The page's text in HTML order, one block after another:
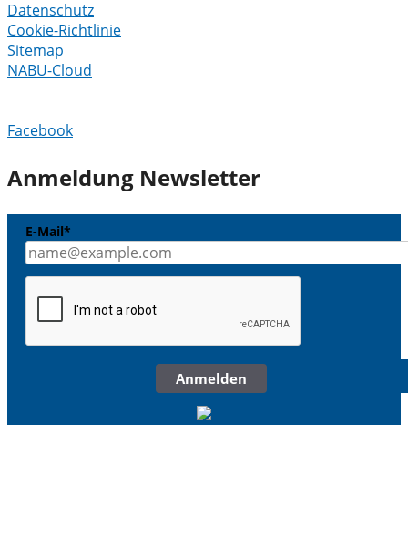
Datenschutz
Cookie-Richtlinie
Sitemap
NABU-Cloud
Facebook
Anmeldung Newsletter
E-Mail*
Anmelden